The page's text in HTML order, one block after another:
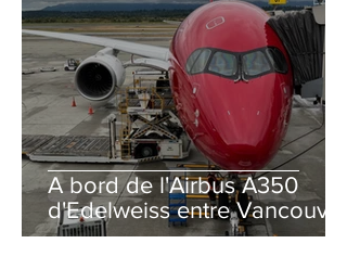
A bord de l'Airbus A350
d'Edelweiss entre Vancouver
et Zurich